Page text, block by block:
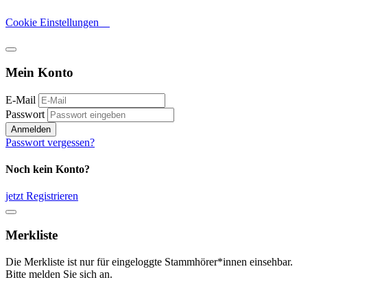
Cookie Einstellungen
Mein Konto
E-Mail
Passwort
Anmelden
Passwort vergessen?
Noch kein Konto?
jetzt Registrieren
Merkliste
Die Merkliste ist nur für eingeloggte Stammhörer*innen einsehbar.
Bitte melden Sie sich an.